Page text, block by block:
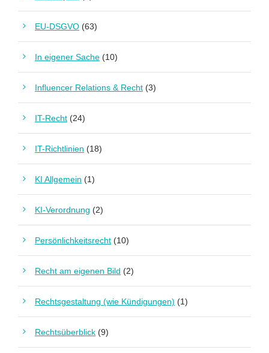
EU-DSGVO (63)
In eigener Sache (10)
Influencer Relations & Recht (3)
IT-Recht (24)
IT-Richtlinien (18)
KI Allgemein (1)
KI-Verordnung (2)
Persönlichkeitsrecht (10)
Recht am eigenen Bild (2)
Rechtsgestaltung (wie Kündigungen) (1)
Rechtsüberblick (9)